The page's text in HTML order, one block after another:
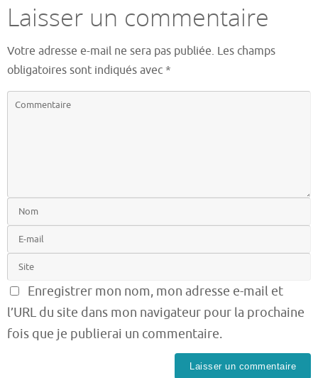
Laisser un commentaire
Votre adresse e-mail ne sera pas publiée. Les champs
obligatoires sont indiqués avec*
Enregistrer mon nom, mon adresse e-mail et
l’URL du site dans mon navigateur pour la prochaine
fois que je publierai un commentaire.